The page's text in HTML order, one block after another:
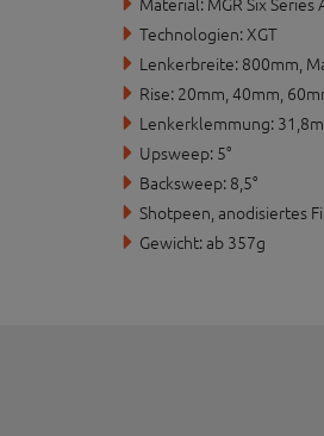
Technologien: XGT
Lenkerbreite: 800mm,
Rise: 20mm, 40mm,
Lenkerklemmung:
Upsweep: 5°
Backsweep: 8,5°
Shotpeen, anodisiertes
Gewicht: ab 357g